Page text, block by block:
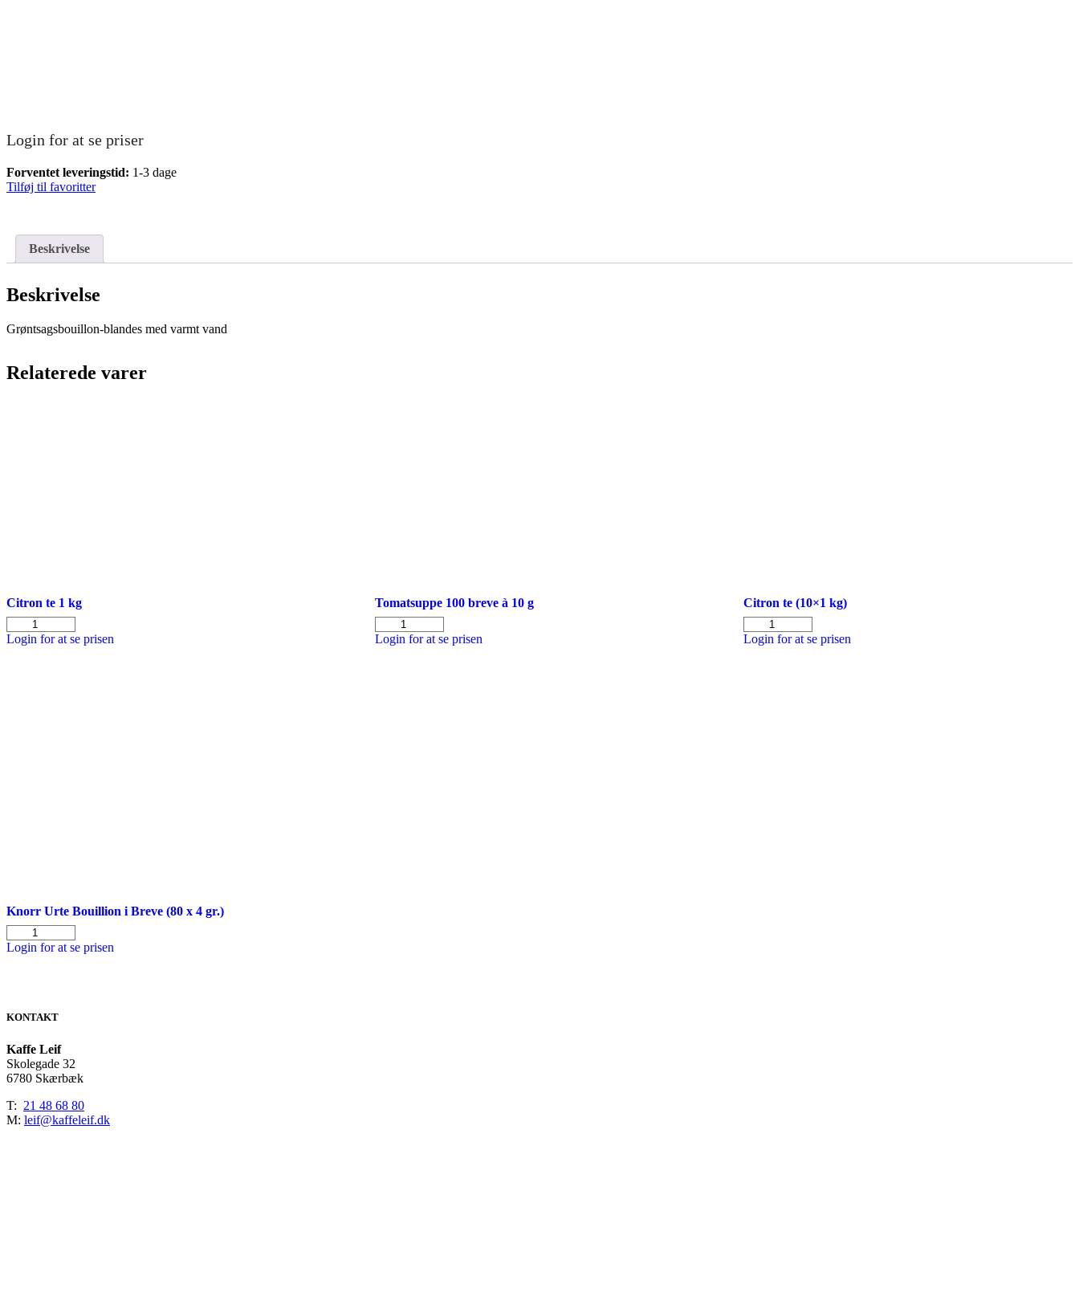
Login for at se priser
Forventet leveringstid: 1-3 dage
Tilføj til favoritter
Beskrivelse
Beskrivelse
Grøntsagsbouillon-blandes med varmt vand
Relaterede varer
Citron te 1 kg
Citron
te
Login for at se prisen
Tomatsuppe 100 breve à 10 g
Tomatsuppe
100
Login for at se prisen
Citron te (10×1 kg)
Citron
te
Login for at se prisen
Knorr Urte Bouillion i Breve (80 x 4 gr.)
Knorr
Urte
x
gr.)
antal
Login for at se prisen
KONTAKT
Kaffe Leif
Skolegade 32
6780 Skærbæk
T: 21 48 68 80
M: leif@kaffeleif.dk